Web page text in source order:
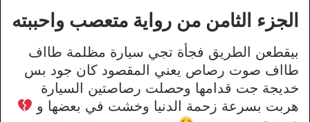
الجزء الثامن من رواية متعصب واحببته
بيقطعن الطريق فجأة تجي سيارة مظلمة طااف
طااف صوت رصاص يعني المقصود كان جود بس
خديجة جت قدامها وحصلت رصاصتين السيارة
هربت بسرعة زحمة الدنيا وخشت في بعضها و